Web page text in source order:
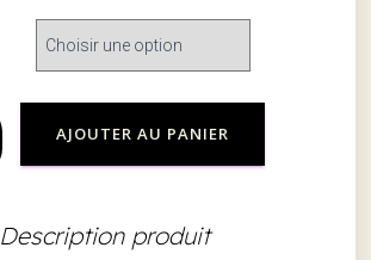
AJOUTER AU PANIER
Description produit